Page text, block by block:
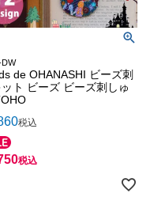
de OHANASHI ビーズ刺
ト ビーズ ビーズ刺しゅ
税込
税込